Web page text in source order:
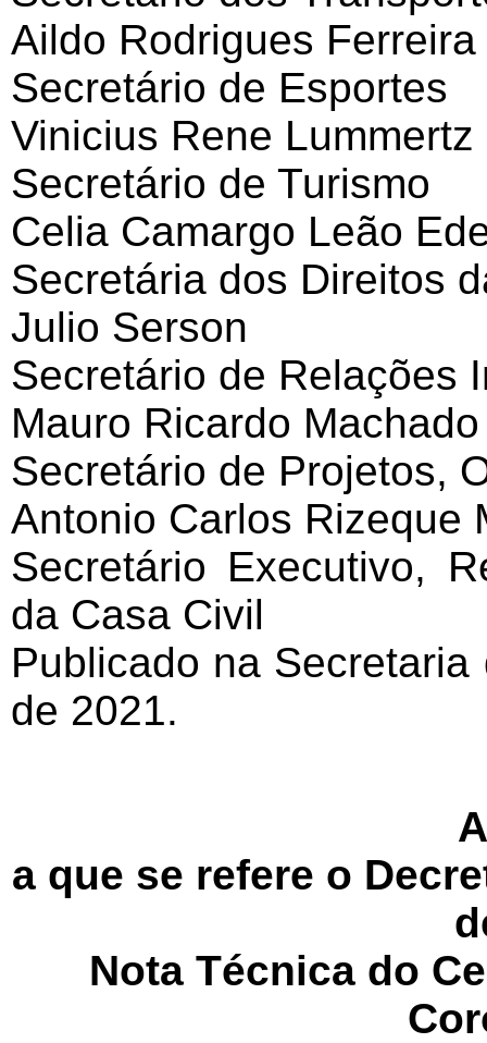
Aildo Rodrigues Ferreira
Secretário de Esportes
Vinicius Rene Lummertz
Secretário de Turismo
Celia Camargo Leão
Secretária dos Direitos
Julio Serson
Secretário de Relações
Mauro Ricardo
Secretário de Projetos,
Antonio Carlos Rizeque
Secretário Executivo,
da Casa Civil
Publicado na
de 2021.
a que se refere o
Nota Técnica do